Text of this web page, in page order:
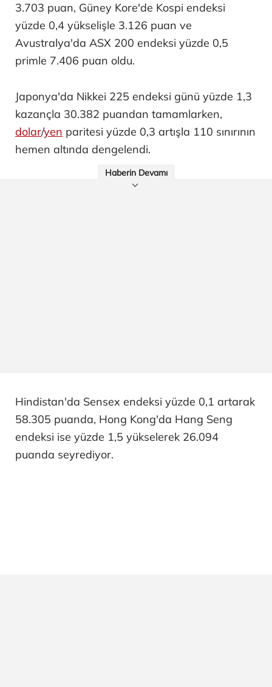
3.703 puan, Güney Kore'de Kospi endeksi
yüzde 0,4 yükselişle 3.126 puan ve
Avustralya'da ASX 200 endeksi yüzde 0,5
primle 7.406 puan oldu.
Japonya'da Nikkei 225 endeksi günü yüzde 1,3
kazançla 30.382 puandan tamamlarken,
dolar/yen paritesi yüzde 0,3 artışla 110 sınırının
hemen altında dengelendi.
Haberin Devamı
Hindistan'da Sensex endeksi yüzde 0,1 artarak
58.305 puanda, Hong Kong'da Hang Seng
endeksi ise yüzde 1,5 yükselerek 26.094
puanda seyrediyor.